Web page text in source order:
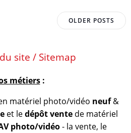
Posts
navigation
OLDER POSTS
site / Sitemap
métiers:
matériel photo/vidéo neuf&
et ledépôt vente de matériel
photo/vidéo- la vente, le